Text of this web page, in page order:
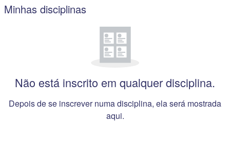
Blocos de conteúdo principal
Ignorar Minhas disciplinas
Minhas disciplinas
Não está inscrito em qualquer disciplina.
Depois de se inscrever numa disciplina, ela será mostrada
aqui.